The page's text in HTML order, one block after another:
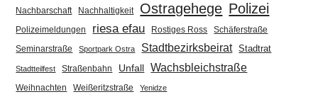
Nachbarschaft Nachhaltigkeit Ostragehege Polizei
Polizeimeldungen riesa efau Rostiges Ross Schäferstraße
Seminarstraße Sportpark Ostra Stadtbezirksbeirat Stadtrat
Stadtteilfest Straßenbahn Unfall Wachsbleichstraße
Weihnachten Weißeritzstraße Yenidze